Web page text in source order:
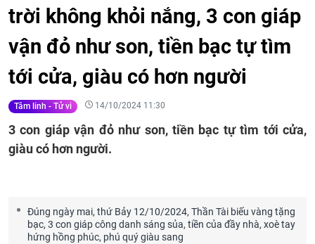
trời không khỏi nắng, 3 con giáp
vận đỏ như son, tiền bạc tự tìm
tới cửa, giàu có hơn người
Tâm linh - Tử vi 14/10/2024 11:30
3 con giáp vận đỏ như son, tiền bạc tự tìm tới cửa,
giàu có hơn người.
Đúng ngày mai, thứ Bảy 12/10/2024, Thần Tài biếu vàng tặng
bạc, 3 con giáp công danh sáng sủa, tiền của đầy nhà, xoè tay
hứng hồng phúc, phú quý giàu sang